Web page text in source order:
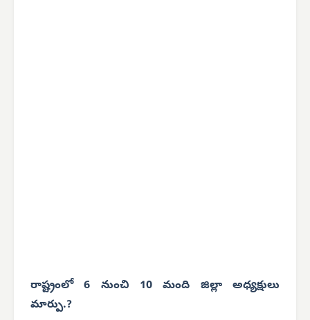
రాష్ట్రంలో 6 నుంచి 10 మంది జిల్లా అధ్యక్షులు
మార్పు.?